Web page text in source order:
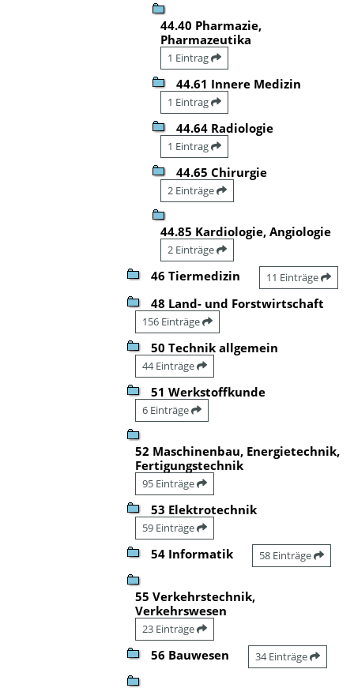
44.40 Pharmazie,
Pharmazeutika
1 Eintrag
44.61 Innere Medizin
1 Eintrag
44.64 Radiologie
1 Eintrag
44.65 Chirurgie
2 Einträge
44.85 Kardiologie, Angiologie
2 Einträge
46 Tiermedizin 11 Einträge
48 Land- und Forstwirtschaft
156 Einträge
50 Technik allgemein
44 Einträge
51 Werkstoffkunde
6 Einträge
52 Maschinenbau, Energietechnik,
Fertigungstechnik
95 Einträge
53 Elektrotechnik
59 Einträge
54 Informatik 58 Einträge
55 Verkehrstechnik,
Verkehrswesen
23 Einträge
56 Bauwesen 34 Einträge